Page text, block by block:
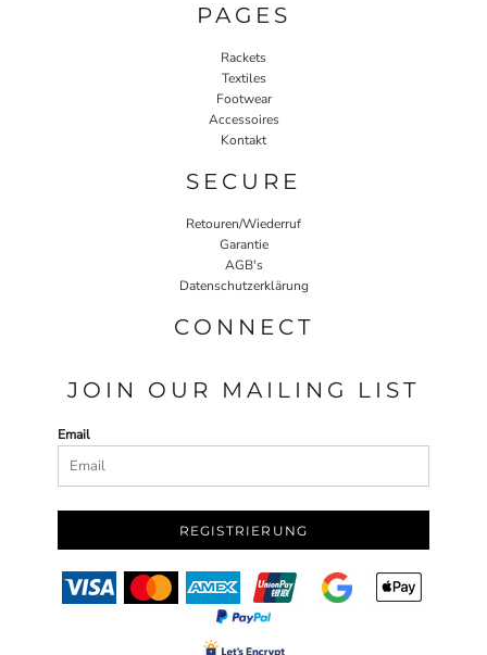
PAGES
Rackets
Textiles
Footwear
Accessoires
Kontakt
SECURE
Retouren/Wiederruf
Garantie
AGB's
Datenschutzerklärung
CONNECT
JOIN OUR MAILING LIST
Email
REGISTRIERUNG